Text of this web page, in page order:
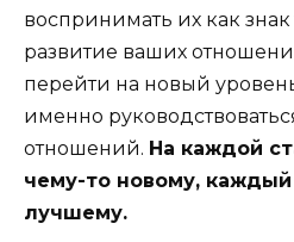
воспринимать их как знак
развитие ваших
перейти на новый
именно
отношений. На каждой
чему-то новому,
лучшему.